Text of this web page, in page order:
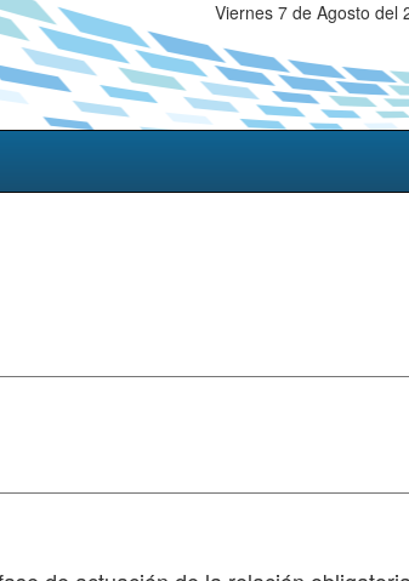
Viernes 7 de Agosto del